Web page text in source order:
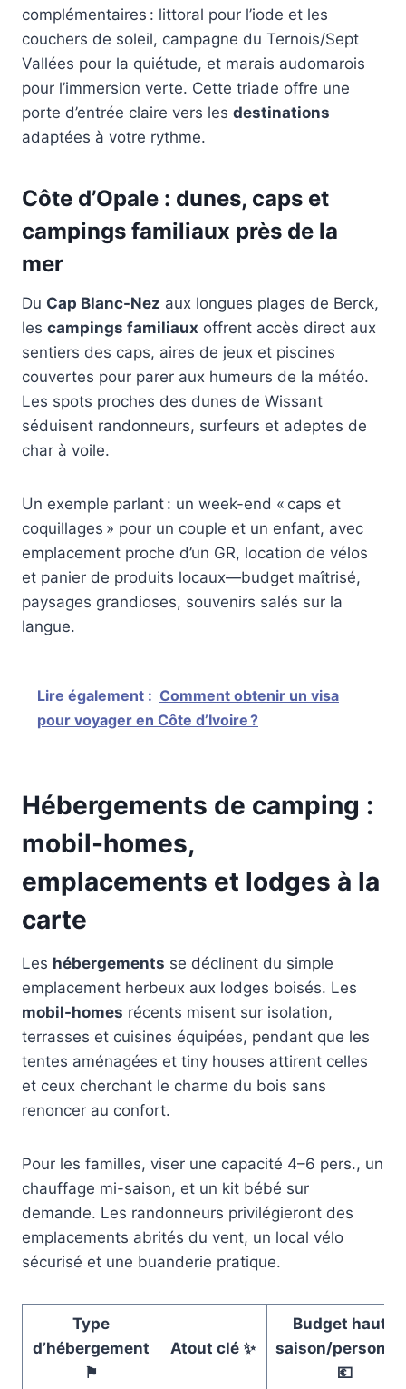
complémentaires : littoral pour l’iode et les
couchers de soleil, campagne du Ternois/Sept
Vallées pour la quiétude, et marais audomarois
pour l’immersion verte. Cette triade offre une
porte d’entrée claire vers les destinations
adaptées à votre rythme.
Côte d’Opale : dunes, caps et
campings familiaux près de la
mer
Du Cap Blanc-Nez aux longues plages de Berck,
les campings familiaux offrent accès direct aux
sentiers des caps, aires de jeux et piscines
couvertes pour parer aux humeurs de la météo.
Les spots proches des dunes de Wissant
séduisent randonneurs, surfeurs et adeptes de
char à voile.
Un exemple parlant : un week-end « caps et
coquillages » pour un couple et un enfant, avec
emplacement proche d’un GR, location de vélos
et panier de produits locaux—budget maîtrisé,
paysages grandioses, souvenirs salés sur la
langue.
Lire également : Comment obtenir un visa
pour voyager en Côte d’Ivoire ?
Hébergements de camping :
mobil-homes,
emplacements et lodges à la
carte
Les hébergements se déclinent du simple
emplacement herbeux aux lodges boisés. Les
mobil-homes récents misent sur isolation,
terrasses et cuisines équipées, pendant que les
tentes aménagées et tiny houses attirent celles
et ceux cherchant le charme du bois sans
renoncer au confort.
Pour les familles, viser une capacité 4–6 pers., un
chauffage mi-saison, et un kit bébé sur
demande. Les randonneurs privilégieront des
emplacements abrités du vent, un local vélo
sécurisé et une buanderie pratique.
Type
d’hébergement
⚑
Atout clé ✨
Budget haute
saison/
💶